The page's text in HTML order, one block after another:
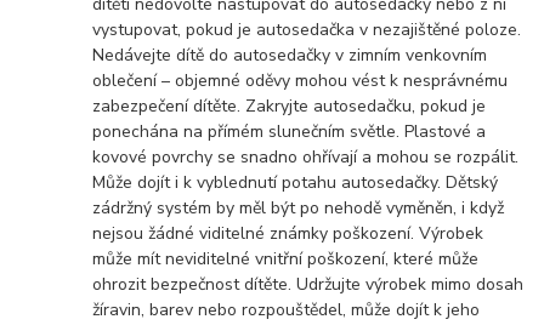
vystupovat, pokud je autosedačka v nezajištěné poloze.
Nedávejte dítě do autosedačky v zimním venkovním
oblečení – objemné oděvy mohou vést k nesprávnému
zabezpečení dítěte. Zakryjte autosedačku, pokud je
ponechána na přímém slunečním světle. Plastové a
kovové povrchy se snadno ohřívají a mohou se rozpálit.
Může dojít i k vyblednutí potahu autosedačky. Dětský
zádržný systém by měl být po nehodě vyměněn, i když
nejsou žádné viditelné známky poškození. Výrobek
může mít neviditelné vnitřní poškození, které může
ohrozit bezpečnost dítěte. Udržujte výrobek mimo dosah
žíravin, barev nebo rozpouštědel, může dojít k jeho